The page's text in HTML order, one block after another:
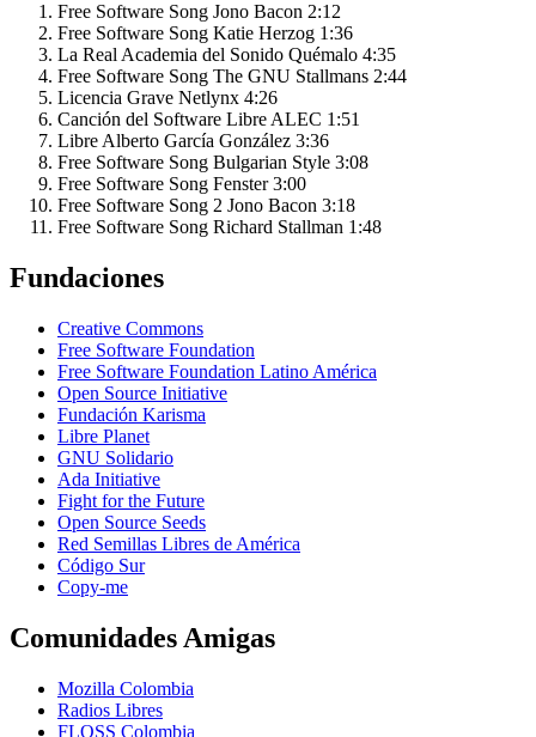
Free Software Song Jono Bacon 2:12
Free Software Song Katie Herzog 1:36
La Real Academia del Sonido Quémalo 4:35
Free Software Song The GNU Stallmans 2:44
Licencia Grave Netlynx 4:26
Canción del Software Libre ALEC 1:51
Libre Alberto García González 3:36
Free Software Song Bulgarian Style 3:08
Free Software Song Fenster 3:00
Free Software Song 2 Jono Bacon 3:18
Free Software Song Richard Stallman 1:48
Fundaciones
Creative Commons
Free Software Foundation
Free Software Foundation Latino América
Open Source Initiative
Fundación Karisma
Libre Planet
GNU Solidario
Ada Initiative
Fight for the Future
Open Source Seeds
Red Semillas Libres de América
официальный
лучшего
в
онлайн
казино
Código Sur
Copy-me
Comunidades Amigas
Mozilla Colombia
Radios Libres
FLOSS Colombia